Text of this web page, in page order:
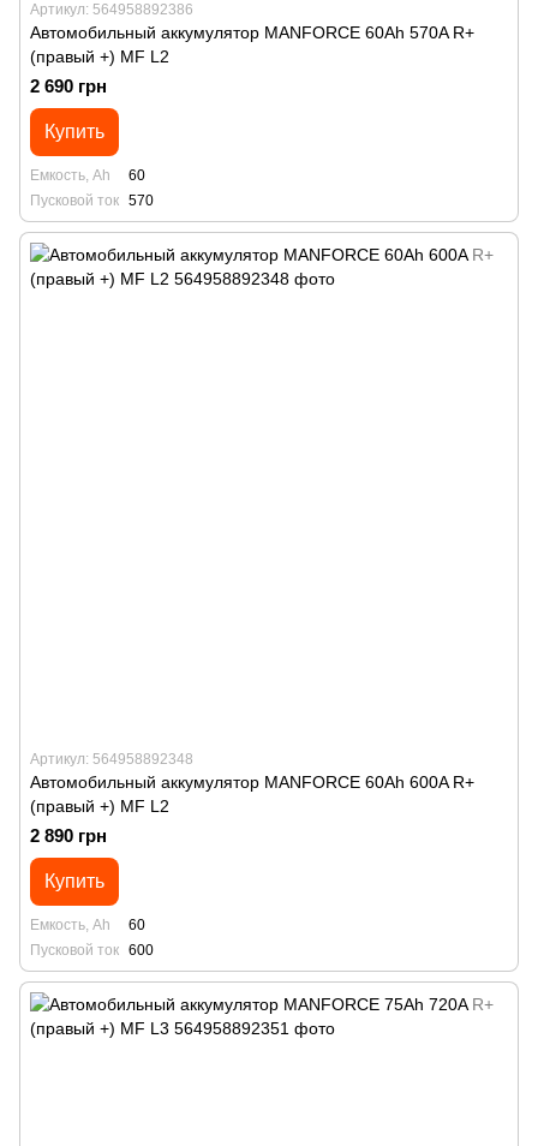
Артикул: 564958892386
Автомобильный аккумулятор MANFORСE 60Ah 570A R+
(правый +) MF L2
2 690 грн
Купить
Емкость, Ah
60
Пусковой ток 570
Артикул: 564958892348
Автомобильный аккумулятор MANFORСE 60Ah 600A R+
(правый +) MF L2
2 890 грн
Купить
Емкость, Ah
60
Пусковой ток 600